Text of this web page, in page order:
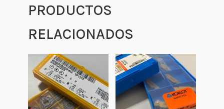
PRODUCTOS
RELACIONADOS